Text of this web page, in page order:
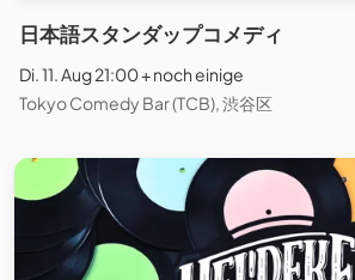
日本語スタンダップコメディ
Di. 11. Aug 21:00 + noch einige
Tokyo Comedy Bar (TCB), 渋谷区